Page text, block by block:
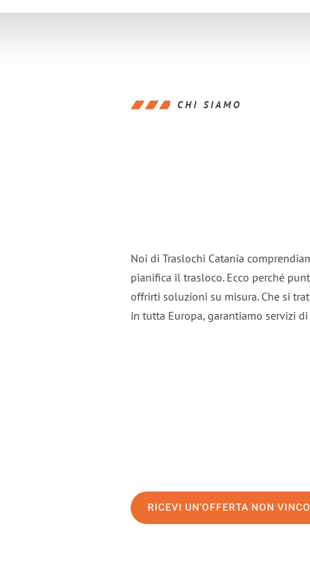
CHI SIAMO
Noi di Traslochi Catania
pianifica il trasloco. Ecco perché
offrirti soluzioni su misura. Che si
in tutta Europa, garantiamo servizi
RICEVI UN'OFFERTA NON